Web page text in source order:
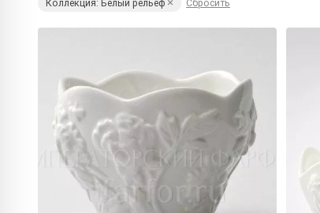
Коллекция: Белый рельеф Сбросить